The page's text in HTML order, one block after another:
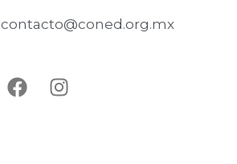
contacto@coned.org.mx